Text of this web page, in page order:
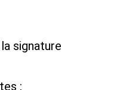
signature
: